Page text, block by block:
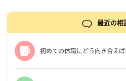
最近の相
初めての休職にどう向き合えば